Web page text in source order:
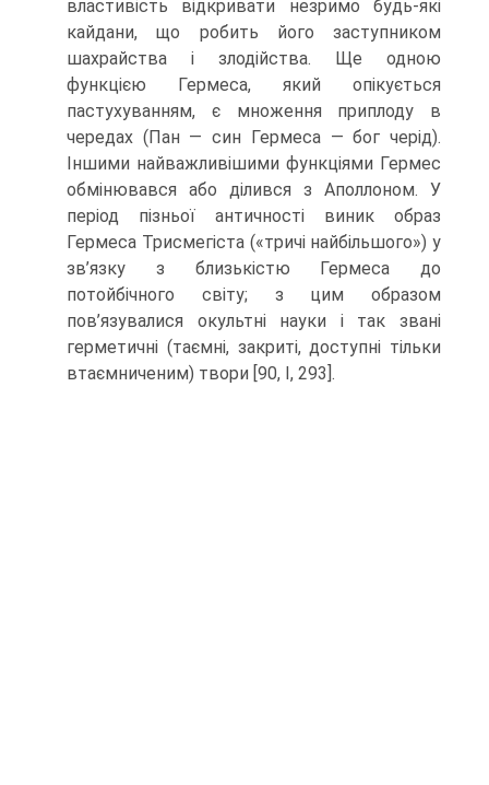
властивість відкривати незримо будь-які
кайдани, що робить його заступником
шахрайства і злодійства. Ще од­ною
функцією Гермеса, який опікується
пастухуванням, є множення приплоду в
чередах (Пан — син Гермеса — бог черід).
Іншими найважливішими функціями Гермес
обмінювався або ділився з Аполлоном. У
період пізньої античності виник образ
Гермеса Трисмегіста («тричі найбільшого») у
зв’язку з близькістю Гермеса до
потойбічного світу; з цим образом
пов’язувалися окультні науки і так звані
герме­тичні (таємні, закриті, доступні тільки
втаємниченим) твори [90, І, 293].